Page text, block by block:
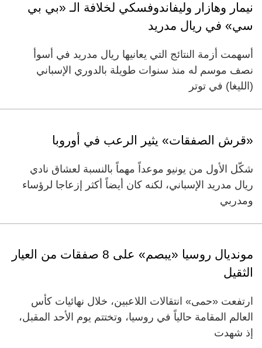
نيمار وهازار وليفاندوفسكي لخلافة الـ «بي بي
سي» في ريال مدريد
أسهمت أزمة النتائج التي يعانيها ريال مدريد في أسوأ
نصف موسم له منذ سنوات طويلة بالدوري الإسباني
(الليغا) في توتر
«قرش الصفقات» يثير الرعب في أوروبا
شكّل الأول من يونيو موعداً مهماً بالنسبة لعشاق نادي
ريال مدريد الإسباني، لكنه كان أيضاً أكثر إزعاجا لرؤساء
ومدربي
مونديال روسيا «يبصم» على 8 صفقات من العيار
الثقيل
ارتفعت «حمى» انتقالات اللاعبين، خلال نهائيات كأس
العالم المقامة حالياً في روسيا، وتختتم يوم الأحد المقبل،
إذ شهدت